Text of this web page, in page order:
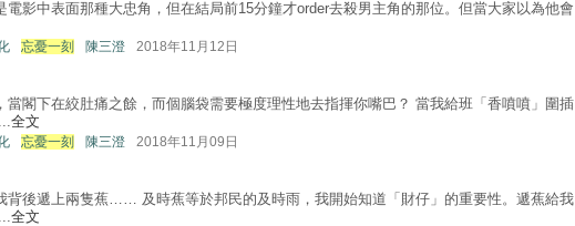
電影中表面那種大忠角，但在結局前15分鐘才order去殺男主角的那位。但當大家以為他會
忘憂一刻 陳三澄 2018年11月12日
當閣下在絞肚痛之餘，而個腦袋需要極度理性地去指揮你嘴巴？ 當我給班「香噴噴」圍插
全文
忘憂一刻 陳三澄 2018年11月09日
背後遞上兩隻蕉…… 及時蕉等於邦民的及時雨，我開始知道「財仔」的重要性。遞蕉給我
全文